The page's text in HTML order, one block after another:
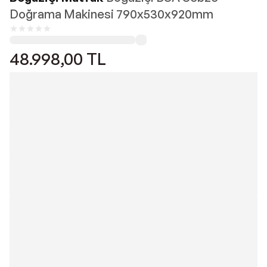
Doğrama Makinesi 790x530x920mm
48.998,00 TL